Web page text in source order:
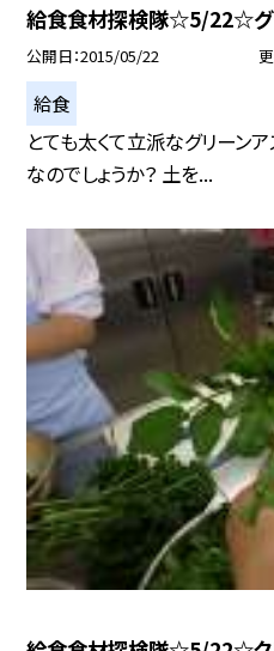
給食食材探検隊☆5/22☆グ
公開日 2015/05/22
給食
とても太くて立派なグリーン
なのでしょうか？ 土を...